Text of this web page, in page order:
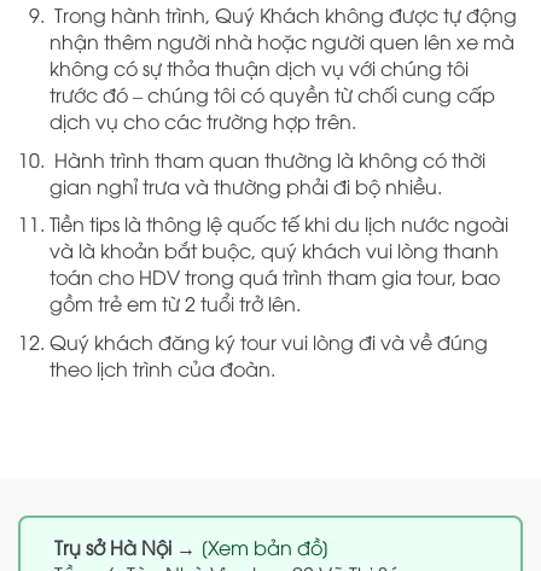
Trong hành trình, Quý Khách không được tự động
nhận thêm người nhà hoặc người quen lên xe mà
không có sự thỏa thuận dịch vụ với chúng tôi
trước đó – chúng tôi có quyền từ chối cung cấp
dịch vụ cho các trường hợp trên.
Hành trình tham quan thường là không có thời
gian nghỉ trưa và thường phải đi bộ nhiều.
Tiền tips là thông lệ quốc tế khi du lịch nước ngoài
và là khoản bắt buộc, quý khách vui lòng thanh
toán cho HDV trong quá trình tham gia tour, bao
gồm trẻ em từ 2 tuổi trở lên.
Quý khách đăng ký tour vui lòng đi và về đúng
theo lịch trình của đoàn.
Trụ sở Hà Nội → [Xem bản đồ]